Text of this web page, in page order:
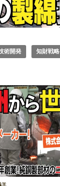
術開発 知財戦略